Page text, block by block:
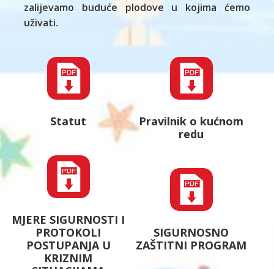
zalijevamo buduće plodove u kojima ćemo
uživati.
Statut
MJERE SIGURNOSTI I
PROTOKOLI
POSTUPANJA U
KRIZNIM
Pravilnik o kućnom
redu
SIGURNOSNO
ZAŠTITNI PROGRAM